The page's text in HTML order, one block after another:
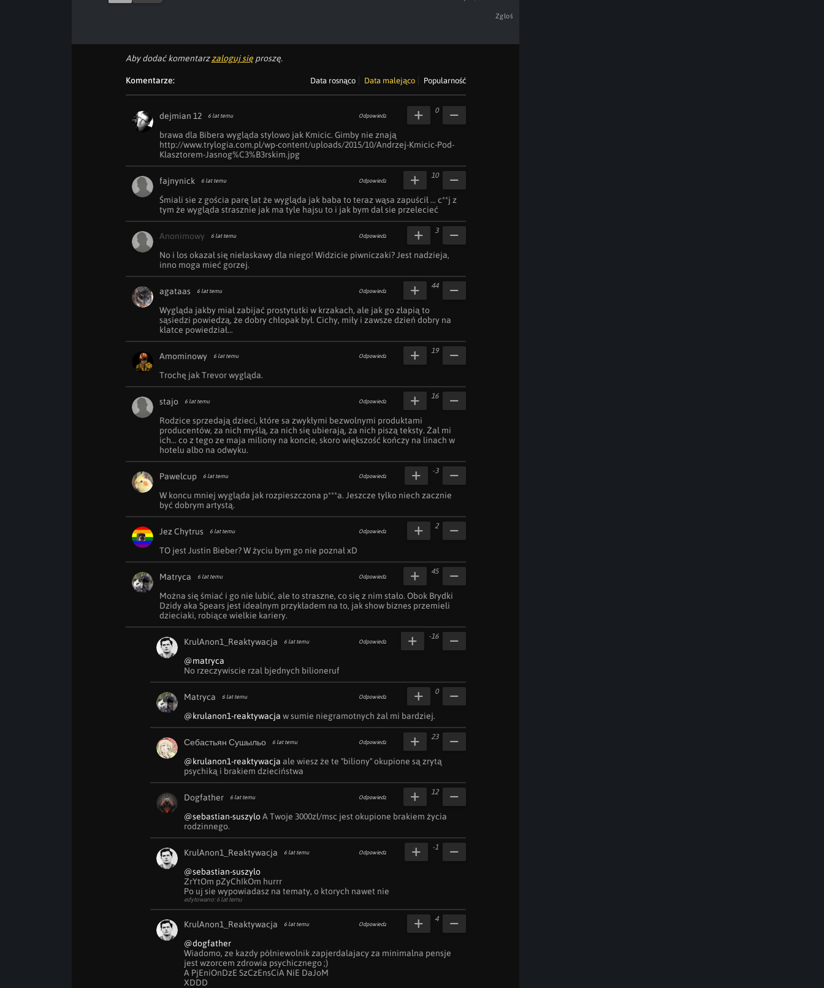
Zgłoś
Aby dodać komentarzzaloguj sięproszę.
Komentarze: Data rosnąco Data malejąco Popularność
dejmian 12 6 lat temu Odpowiedz
brawa dla Bibera wygląda stylowo jak Kmicic. Gimby nie znają
http://www.trylogia.com.pl/wp-content/uploads/2015/10/Andrzej-Kmicic-Pod-
Klasztorem-Jasnog%C3%B3rskim.jpg
0
fajnynick 6 lat temu Odpowiedz
Śmiali sie z gościa parę lat że wygląda jak baba to teraz wąsa zapuścił ... c**j z
tym że wygląda strasznie jak ma tyle hajsu to i jak bym dał sie przelecieć
10
Anonimowy 6 lat temu Odpowiedz
No i los okazał się niełaskawy dla niego! Widzicie piwniczaki? Jest nadzieja,
inno moga mieć gorzej.
3
agataas 6 lat temu Odpowiedz
Wygląda jakby miał zabijać prostytutki w krzakach, ale jak go złapią to
sąsiedzi powiedzą, że dobry chłopak był. Cichy, miły i zawsze dzień dobry na
klatce powiedział...
44
Amominowy 6 lat temu Odpowiedz
Trochę jak Trevor wygląda.
19
stajo 6 lat temu Odpowiedz
Rodzice sprzedają dzieci, które sa zwykłymi bezwolnymi produktami
producentów, za nich myślą, za nich się ubierają, za nich piszą teksty. Żal mi
ich... co z tego ze maja miliony na koncie, skoro większość kończy na linach w
hotelu albo na odwyku.
16
Pawelcup 6 lat temu Odpowiedz
W koncu mniej wygląda jak rozpieszczona p***a. Jeszcze tylko niech zacznie
być dobrym artystą.
-3
Jez Chytrus 6 lat temu Odpowiedz
TO jest Justin Bieber? W życiu bym go nie poznał xD
2
Matryca 6 lat temu Odpowiedz
Można się śmiać i go nie lubić, ale to straszne, co się z nim stało. Obok Brydki
Dzidy aka Spears jest idealnym przykładem na to, jak show biznes przemieli
dzieciaki, robiące wielkie kariery.
45
KrulAnon1_Reaktywacja 6 lat temu Odpowiedz
@matryca
No rzeczywiscie rzal bjednych bilioneruf
-16
Matryca 6 lat temu Odpowiedz
@krulanon1-reaktywacja w sumie niegramotnych żal mi bardziej.
0
Себастьян Сушыльо 6 lat temu Odpowiedz
@krulanon1-reaktywacja ale wiesz że te "biliony" okupione są zrytą
psychiką i brakiem dzieciństwa
23
Dogfather 6 lat temu Odpowiedz
@sebastian-suszylo A Twoje 3000zł/msc jest okupione brakiem życia
rodzinnego.
12
KrulAnon1_Reaktywacja 6 lat temu Odpowiedz
@sebastian-suszylo
ZrYtOm pZyChIkOm hurrr
Po uj sie wypowiadasz na tematy, o ktorych nawet nie
edytowano: 6 lat temu
-1
KrulAnon1_Reaktywacja 6 lat temu Odpowiedz
@dogfather
Wiadomo, ze kazdy pòłniewolnik zapjerdalajacy za minimalna pensje
jest wzorcem zdrowia psychicznego ;)
A PjEniOnDzE SzCzEnsCiA NiE DaJoM
XDDD
4